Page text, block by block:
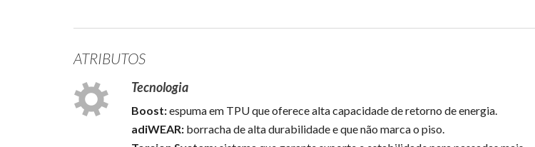
ATRIBUTOS
Tecnologia
Boost:espuma em TPU que oferece alta capacidade de retorno de energia.
adiWEAR:borracha de alta durabilidade e que não marca o piso.